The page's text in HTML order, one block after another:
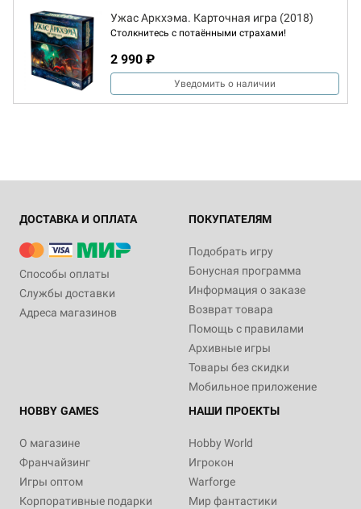
Ужас Аркхэма. Карточная игра (2018)
Столкнитесь с потаёнными страхами!
2 990 ₽
Уведомить о наличии
ДОСТАВКА И ОПЛАТА
Способы оплаты
Службы доставки
Адреса магазинов
ПОКУПАТЕЛЯМ
Подобрать игру
Бонусная программа
Информация о заказе
Возврат товара
Помощь с правилами
Архивные игры
Товары без скидки
Мобильное приложение
HOBBY GAMES
О магазине
Франчайзинг
Игры оптом
Корпоративные подарки
НАШИ ПРОЕКТЫ
Hobby World
Игрокон
Warforge
Мир фантастики